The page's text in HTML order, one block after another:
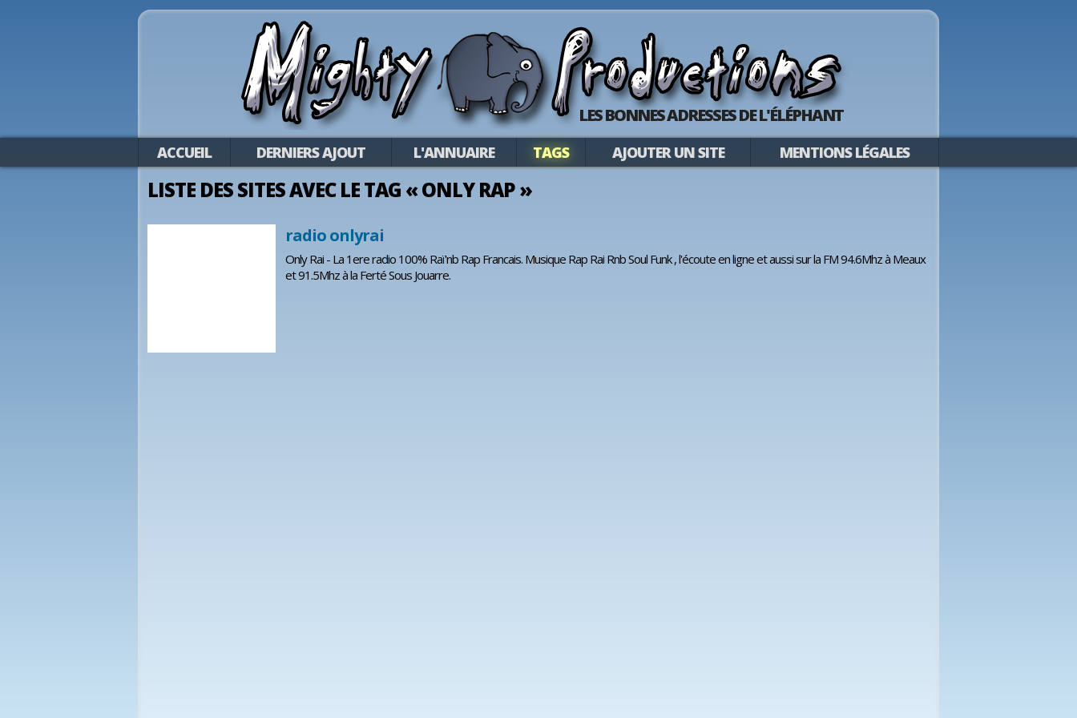
LES BONNES ADRESSES DE L'ÉLÉPHANT
ACCUEIL DERNIERS AJOUT L'ANNUAIRE TAGS AJOUTER UN SITE MENTIONS LÉGALES
LISTE DES SITES AVEC LE TAG « ONLY RAP »
radio onlyrai
Only Rai - La 1ere radio 100% Raï'nb Rap Francais. Musique Rap Rai Rnb Soul Funk , l'écoute en ligne et aussi sur la FM 94.6Mhz à Meaux
et 91.5Mhz à la Ferté Sous Jouarre.